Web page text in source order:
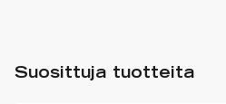
Suosittuja tuotteita